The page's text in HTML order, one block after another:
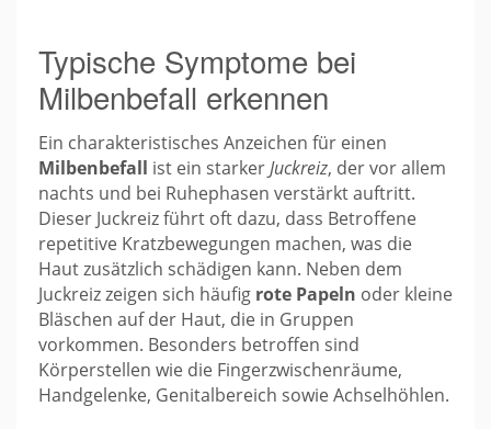
Typische Symptome bei
Milbenbefall erkennen
Ein charakteristisches Anzeichen für einen
Milbenbefall ist ein starkerJuckreiz, der vor allem
nachts und bei Ruhephasen verstärkt auftritt.
Dieser Juckreiz führt oft dazu, dass Betroffene
repetitive Kratzbewegungen machen, was die
Haut zusätzlich schädigen kann. Neben dem
Juckreiz zeigen sich häufig rote Papeln oder kleine
Bläschen auf der Haut, die in Gruppen
vorkommen. Besonders betroffen sind
Körperstellen wie die Fingerzwischenräume,
Handgelenke, Genitalbereich sowie Achselhöhlen.